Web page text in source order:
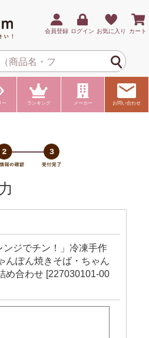
会員登録 ログイン お気に入り カート
ー ランキング メーカー お問い合わせ
ンジでチン！」冷凍手作
んぽん焼きそば・ちゃん
め合わせ [227030101-00